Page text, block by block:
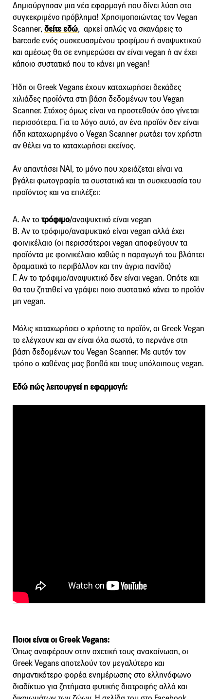
Δημιούργησαν μια νέα εφαρμογή που δίνει λύση στο
συγκεκριμένο πρόβλημα! Χρησιμοποιώντας τον Vegan
Scanner, δείτε εδώ, αρκεί απλώς να σκανάρεις το
barcode ενός συσκευασμένου τροφίμου ή αναψυκτικού
και αμέσως θα σε ενημερώσει αν είναι vegan ή αν έχει
κάποιο συστατικό που το κάνει μη vegan!
Ήδη οι Greek Vegans έχουν καταχωρήσει δεκάδες
χιλιάδες προϊόντα στη βάση δεδομένων του Vegan
Scanner. Στόχος όμως είναι να προστεθούν όσο γίνεται
περισσότερα. Για το λόγο αυτό, αν ένα προϊόν δεν είναι
ήδη καταχωρημένο ο Vegan Scanner ρωτάει τον χρήστη
αν θέλει να το καταχωρήσει εκείνος.
Αν απαντήσει ΝΑΙ, το μόνο που χρειάζεται είναι να
βγάλει φωτογραφία τα συστατικά και τη συσκευασία του
προϊόντος και να επιλέξει:
Α. Αν το τρόφιμο/αναψυκτικό είναι vegan
Β. Αν το τρόφιμο/αναψυκτικό είναι vegan αλλά έχει
φοινικέλαιο (οι περισσότεροι vegan αποφεύγουν τα
προϊόντα με φοινικέλαιο καθώς η παραγωγή του βλάπτει
δραματικά το περιβάλλον και την άγρια πανίδα)
Γ. Αν το τρόφιμο/αναψυκτικό δεν είναι vegan. Οπότε και
θα του ζητηθεί να γράψει ποιο συστατικό κάνει το προϊόν
μη vegan.
Μόλις καταχωρήσει ο χρήστης το προϊόν, οι Greek Vegan
το ελέγχουν και αν είναι όλα σωστά, το περνάνε στη
βάση δεδομένων του Vegan Scanner. Με αυτόν τον
τρόπο ο καθένας μας βοηθά και τους υπόλοιπους vegan.
Εδώ πώς λειτουργεί η εφαρμογή:
Ποιοι είναι οι Greek Vegans:
Όπως αναφέρουν στην σχετική τους ανακοίνωση, οι
Greek Vegans αποτελούν τον μεγαλύτερο και
σημαντικότερο φορέα ενημέρωσης στο ελληνόφωνο
διαδίκτυο για ζητήματα φυτικής διατροφής αλλά και